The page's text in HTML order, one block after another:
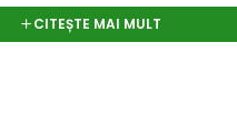
CITEȘTE MAI MULT